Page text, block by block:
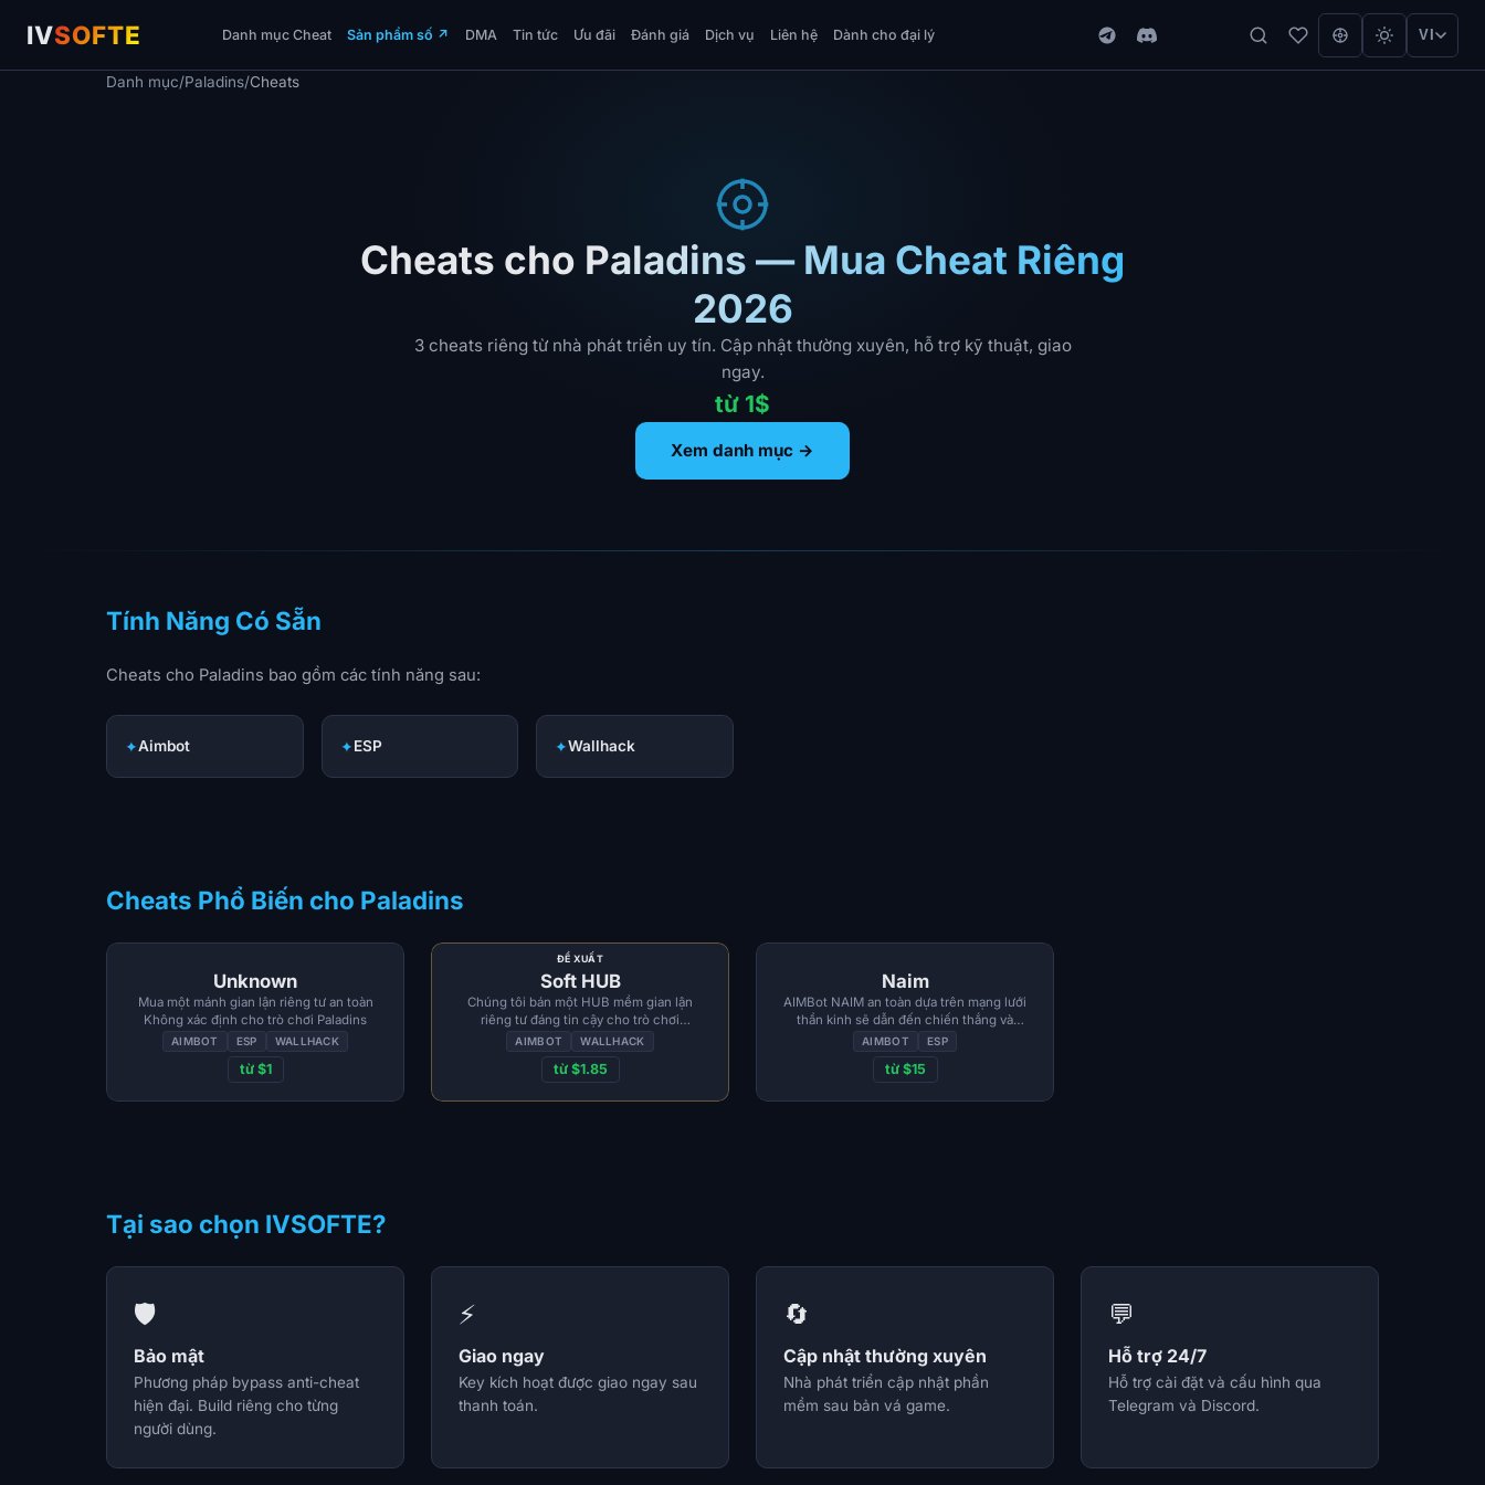
IVSOFTE Danh mục Cheat Sản phẩm số ↗ DMA Tin tức Ưu đãi Đánh giá Dịch vụ Liên hệ Dành cho đại lý VI
Danh mục/Paladins/Cheats
Cheats cho Paladins — Mua Cheat Riêng
2026
3 cheats riêng từ nhà phát triển uy tín. Cập nhật thường xuyên, hỗ trợ kỹ thuật, giao
ngay.
từ 1$
Xem danh mục →
Tính Năng Có Sẵn
Cheats cho Paladins bao gồm các tính năng sau:
✦Aimbot ✦ESP ✦Wallhack
Cheats Phổ Biến cho Paladins
Unknown
Mua một mánh gian lận riêng tư an toàn
Không xác định cho trò chơi Paladins
AIMBOT ESP WALLHACK
từ $1
ĐỀ XUẤT
Soft HUB
Chúng tôi bán một HUB mềm gian lận
riêng tư đáng tin cậy cho trò chơi
Paladins
AIMBOT WALLHACK
từ $1.85
Naim
AIMBot NAIM an toàn dựa trên mạng lưới
thần kinh sẽ dẫn đến chiến thắng và
thống trị hoàn toàn trong trận chiến
AIMBOT ESP
từ $15
Tại sao chọn IVSOFTE?
🛡️
Bảo mật
Phương pháp bypass anti-cheat
hiện đại. Build riêng cho từng
người dùng.
⚡
Giao ngay
Key kích hoạt được giao ngay sau
thanh toán.
🔄
Cập nhật thường xuyên
Nhà phát triển cập nhật phần
mềm sau bản vá game.
💬
Hỗ trợ 24/7
Hỗ trợ cài đặt và cấu hình qua
Telegram và Discord.